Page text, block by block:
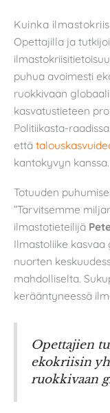
Kuinka
Opettajilla ja
puhua avoimesti
ruokkivaan
kasvatustieteen
Politiikasta-
että
kantokyvyn kanssa.
Totuuden
”Tarvitsemme
ilmastotieteilijä
Ilmastoliike
nuorten
mahdolliselta.
kerääntyneessä
Opettajien
ekokriisin
ruokkivaan